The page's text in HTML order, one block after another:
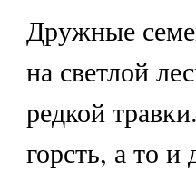
Дружные
на светлой
редкой
горсть, а то и